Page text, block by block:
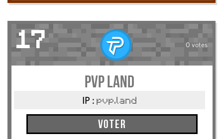
17 0 votes
pvp land
IP : pvp.land
Voter